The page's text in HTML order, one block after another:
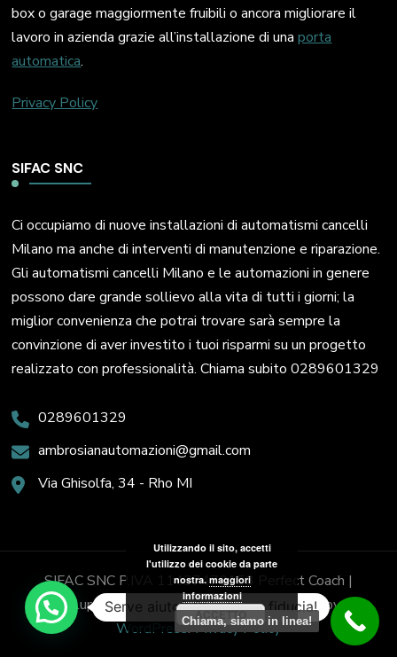
box o garage maggiormente fruibili o ancora migliorare il
lavoro in azienda grazie all’installazione di unaporta
automatica.
Privacy Policy
SIFAC SNC
Ci occupiamo di nuove installazioni di automatismi cancelli
Milano ma anche di interventi di manutenzione e riparazione.
Gli automatismi cancelli Milano e le automazioni in genere
possono dare grande sollievo alla vita di tutti i giorni; la
miglior convenienza che potrai trovare sarà sempre la
convinzione di aver investito i tuoi risparmi su un progetto
realizzato con professionalità. Chiama subito 0289601329
0289601329
ambrosianautomazioni@gmail.com
Via Ghisolfa, 34 - Rho MI
SIFAC SNC P.IVA 11437470153
Perfect Coach |
Sviluppato da Blossom Themes. Powered by
WordPress. Privacy Policy
Serve aiuto? Chiedi con fiducia!
Chiama, siamo in linea!
Utilizzando il sito, accetti
l'utilizzo dei cookie da parte
nostra. maggiori
informazioni
ACCETTO